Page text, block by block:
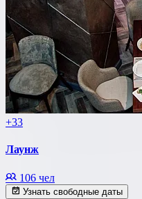
+33
Лаунж
106 чел
Узнать свободные даты